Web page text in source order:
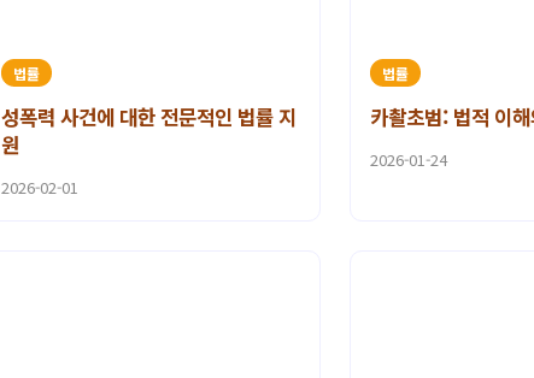
법률
성폭력 사건에 대한 전문적인 법률 지
원
2026-02-01
법률
카촬초범: 법적 이
2026-01-24